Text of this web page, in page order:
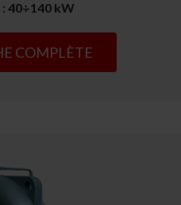
: 40÷140 kW
COMPLÈTE